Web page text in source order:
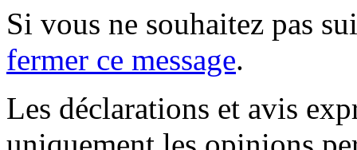
Si vous ne souhaitez pas
fermer ce message.
Les déclarations et avis